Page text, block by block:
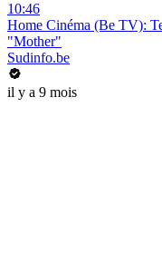
10:46
Home Cinéma (Be TV):
"Mother"
Sudinfo.be
il y a 9 mois